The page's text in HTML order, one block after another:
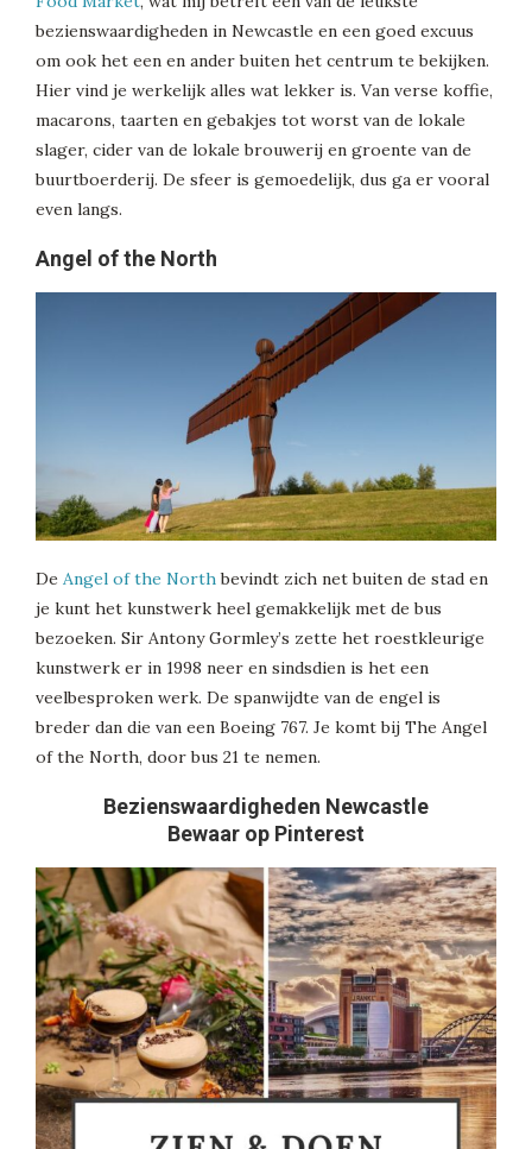
bezienswaardigheden in Newcastle en een goed excuus
om ook het een en ander buiten het centrum te bekijken.
Hier vind je werkelijk alles wat lekker is. Van verse koffie,
macarons, taarten en gebakjes tot worst van de lokale
slager, cider van de lokale brouwerij en groente van de
buurtboerderij. De sfeer is gemoedelijk, dus ga er vooral
even langs.
Angel of the North
De Angel of the Northbevindt zich net buiten de stad en
je kunt het kunstwerk heel gemakkelijk met de bus
bezoeken. Sir Antony Gormley’s zette het roestkleurige
kunstwerk er in 1998 neer en sindsdien is het een
veelbesproken werk. De spanwijdte van de engel is
breder dan die van een Boeing 767. Je komt bij The Angel
of the North, door bus 21 te nemen.
Bezienswaardigheden Newcastle
Bewaar op Pinterest